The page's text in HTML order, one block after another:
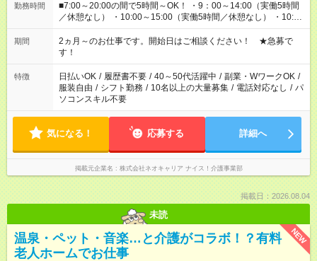
勤務時間
■7:00～20:00の間で5時間～OK！ ・9：00～14:00（実働5時間
／休憩なし） ・10:00～15:00（実働5時間／休憩なし） ・10:00
～16:00（実働5時間／休憩1時間） ・7：00～12:00（実働5時間
／休憩なし） ・12:00～17:00（実働5時間／休憩1時間） など ※
シフト制／上記は一例です。 ご希望をお聞かせください。
期間
2ヵ月～のお仕事です。開始日はご相談ください！ ★急募で
す！
特徴 日払いOK / 履歴書不要 / 40～50代活躍中 / 副業・WワークOK /
服装自由 / シフト勤務 / 10名以上の大量募集 / 電話対応なし / パ
ソコンスキル不要
気になる！ 応募する 詳細へ
掲載元企業名 株式会社ネオキャリア ナイス！介護事業部
掲載日：2026.08.04
未読
NEW
温泉・ペット・音楽…と介護がコラボ！？有料
老人ホームでお仕事